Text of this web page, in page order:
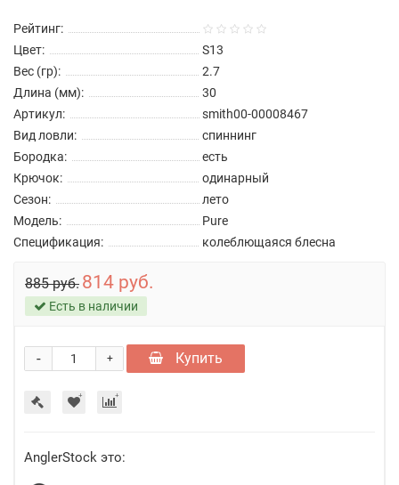
Рейтинг:
Цвет:
S13
Вес (гр):
2.7
Длина (мм):
30
Артикул:
smith00-00008467
Вид ловли:
спиннинг
Бородка:
есть
Крючок:
одинарный
Сезон:
лето
Модель:
Pure
Спецификация:
колеблющаяся блесна
885 руб. 814 руб.
Есть в наличии
+
- Купить
AnglerStock это: